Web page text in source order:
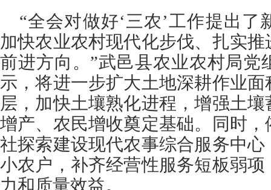
“全会对做好‘三农’工作提出
加快农业农村现代化步伐、扎实
前进方向。”武邑县农业农村局党
示，将进一步扩大土地深耕作业
层，加快土壤熟化进程，增强土
增产、农民增收奠定基础。同时
社探索建设现代农事综合服务中
小农户，补齐经营性服务短板弱
力和质量效益。